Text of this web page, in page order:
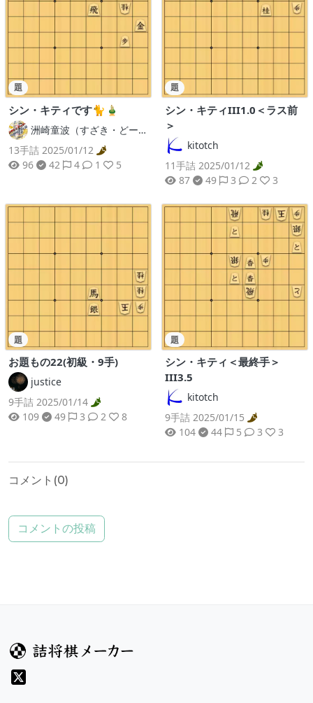
題
シン・キティです🐈🎍
洲崎童波（すざき・どーは）
13手詰 2025/01/12
96
42 4 1 5
題
シン・キティIII1.0＜ラス前
＞
kitotch
11手詰 2025/01/12
87
49 3 2 3
題
お題もの22(初級・9手)
justice
9手詰 2025/01/14
109
49 3 2 8
題
シン・キティ＜最終手＞
III3.5
kitotch
9手詰 2025/01/15
104
44 5 3 3
コメント(0)
コメントの投稿